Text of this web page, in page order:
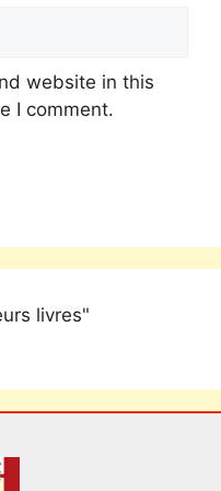
website in this
I comment.
livres"